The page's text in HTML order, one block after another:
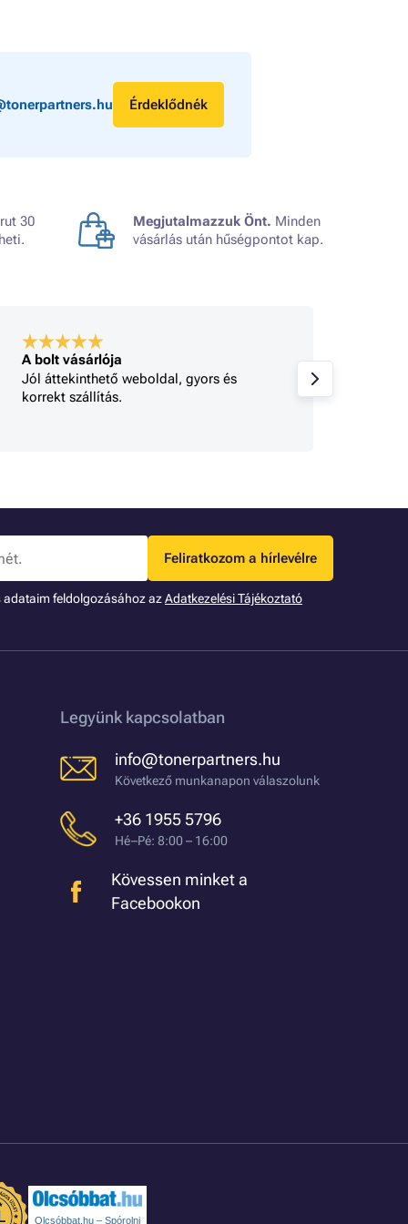
Érdeklődnék
30
Megjutalmazzuk Önt. Minden
vásárlás után hűségpontot kap.
A bolt vásárlója
Jól áttekinthető weboldal, gyors és
korrekt szállítás.
Feliratkozom a hírlevélre
adataim feldolgozásához azAdatkezelési Tájékoztató
Legyünk kapcsolatban
info@tonerpartners.hu
Következő munkanapon válaszolunk
+36 1955 5796
Hé–Pé: 8:00 – 16:00
Kövessen minket a
Facebookon
Olcsóbbat.hu – Spórolni